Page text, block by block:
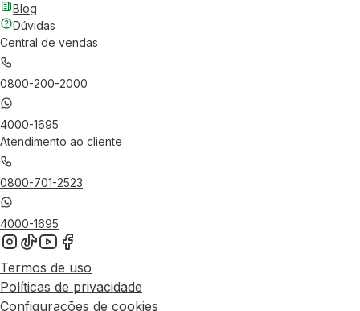
Blog
Dúvidas
Central de vendas
0800-200-2000
4000-1695
Atendimento ao cliente
0800-701-2523
4000-1695
Termos de uso
Políticas de privacidade
Configurações de cookies